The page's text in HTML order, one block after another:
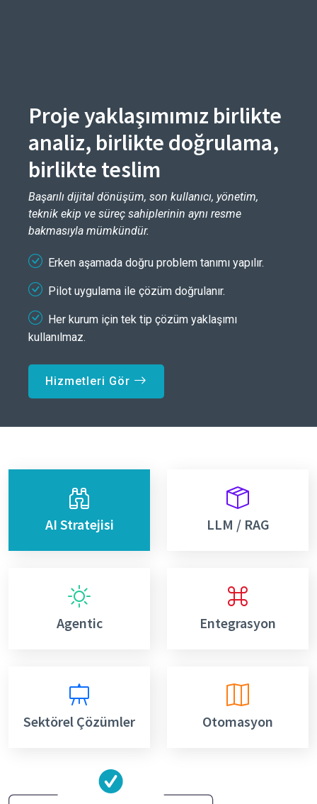
Proje yaklaşımımız birlikte
analiz, birlikte doğrulama,
birlikte teslim
Başarılı dijital dönüşüm, son kullanıcı, yönetim,
teknik ekip ve süreç sahiplerinin aynı resme
bakmasıyla mümkündür.
Erken aşamada doğru problem tanımı yapılır.
Pilot uygulama ile çözüm doğrulanır.
Her kurum için tek tip çözüm yaklaşımı
kullanılmaz.
Hizmetleri Gör
AI Stratejisi LLM / RAG
Agentic Entegrasyon
Sektörel Çözümler Otomasyon